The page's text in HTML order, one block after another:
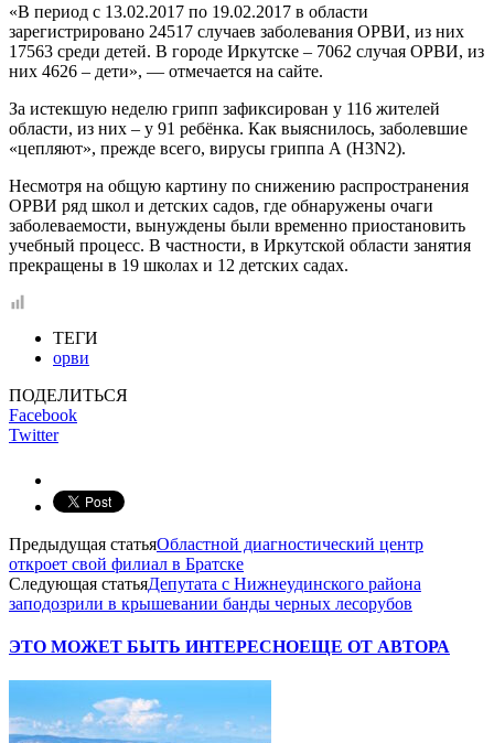
«В период с 13.02.2017 по 19.02.2017 в области
зарегистрировано 24517 случаев заболевания ОРВИ, из них
17563 среди детей. В городе Иркутске – 7062 случая ОРВИ, из
них 4626 – дети», — отмечается на сайте.
За истекшую неделю грипп зафиксирован у 116 жителей
области, из них – у 91 ребёнка. Как выяснилось, заболевшие
«цепляют», прежде всего, вирусы гриппа А (H3N2).
Несмотря на общую картину по снижению распространения
ОРВИ ряд школ и детских садов, где обнаружены очаги
заболеваемости, вынуждены были временно приостановить
учебный процесс. В частности, в Иркутской области занятия
прекращены в 19 школах и 12 детских садах.
ТЕГИ
орви
ПОДЕЛИТЬСЯ
Facebook
Twitter
Предыдущая статьяОбластной диагностический центр
откроет свой филиал в Братске
Следующая статьяДепутата с Нижнеудинского района
заподозрили в крышевании банды черных лесорубов
ЭТО МОЖЕТ БЫТЬ ИНТЕРЕСНОЕЩЕ ОТ АВТОРА